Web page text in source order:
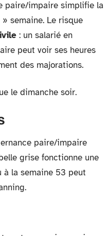
paire/impaire simplifie la
semaine. Le risque
: un salarié en
peut voir ses heures
des majorations.
le dimanche soir.
paire/impaire
grise fonctionne une
à la semaine 53 peut